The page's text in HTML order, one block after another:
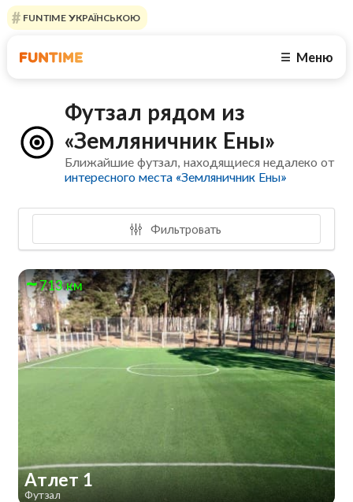
FUNTIME УКРАЇНСЬКОЮ
☰ Меню
Футзал рядом из
«Земляничник Ены»
Ближайшие футзал, находящиеся недалеко от
интересного места «Земляничник Ены»
Фильтровать
713 км
Атлет 1
Футзал